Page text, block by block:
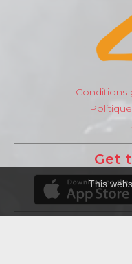
Conditions
Get
This